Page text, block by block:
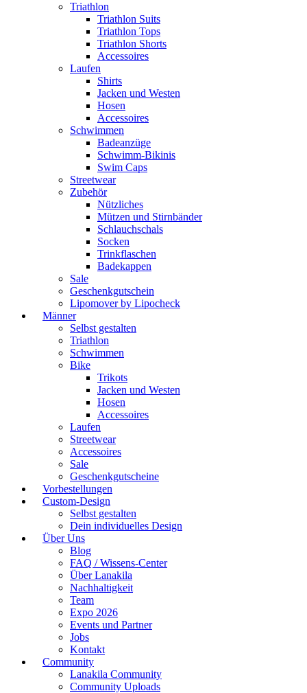
Triathlon
Triathlon Suits
Triathlon Tops
Triathlon Shorts
Accessoires
Laufen
Shirts
Jacken und Westen
Hosen
Accessoires
Schwimmen
Badeanzüge
Schwimm-Bikinis
Swim Caps
Streetwear
Zubehör
Nützliches
Mützen und Stirnbänder
Schlauchschals
Socken
Trinkflaschen
Badekappen
Sale
Geschenkgutschein
Lipomover by Lipocheck
Männer
Selbst gestalten
Triathlon
Schwimmen
Bike
Trikots
Jacken und Westen
Hosen
Accessoires
Laufen
Streetwear
Accessoires
Sale
Geschenkgutscheine
Vorbestellungen
Custom-Design
Selbst gestalten
Dein individuelles Design
Über Uns
Blog
FAQ / Wissens-Center
Über Lanakila
Nachhaltigkeit
Team
Expo 2026
Events und Partner
Jobs
Kontakt
Community
Lanakila Community
Community Uploads